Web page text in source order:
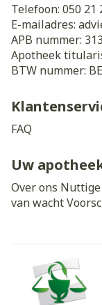
Telefoon: 050 21
E-mailadres:
APB nummer:
Apotheek
BTW nummer:
FAQ
Uw
Over ons
van wacht